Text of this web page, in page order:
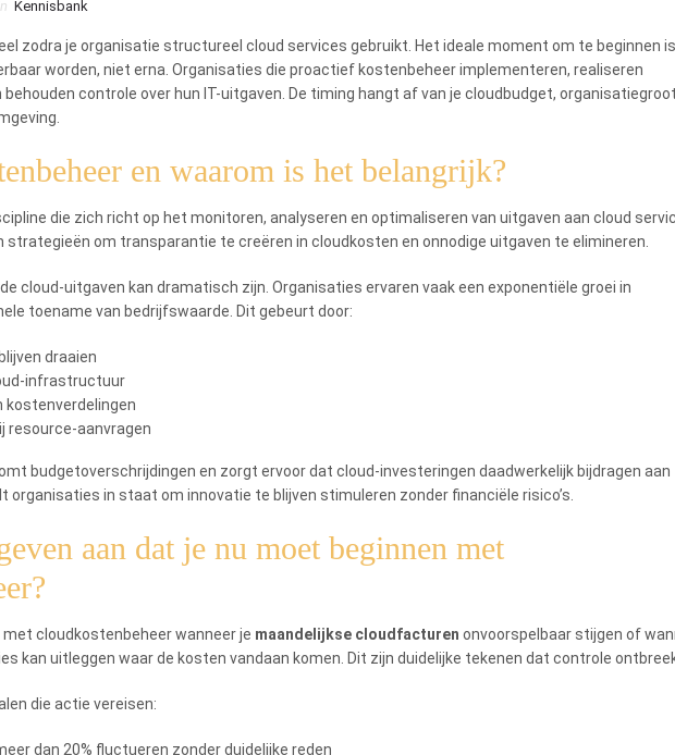
Kennisbank
zodra je organisatie structureel cloud services gebruikt. Het ideale moment om te beginnen is
worden, niet erna. Organisaties die proactief kostenbeheer implementeren, realiseren
controle over hun IT-uitgaven. De timing hangt af van je cloudbudget,
en waarom is het belangrijk?
die zich richt op het monitoren, analyseren en optimaliseren van uitgaven aan cloud
strategieën om transparantie te creëren in cloudkosten en onnodige uitgaven te elimineren.
cloud-uitgaven kan dramatisch zijn. Organisaties ervaren vaak een exponentiële groei in
toename van bedrijfswaarde. Dit gebeurt door:
draaien
infrastructuur
kostenverdelingen
resource-aanvragen
budgetoverschrijdingen en zorgt ervoor dat cloud-investeringen daadwerkelijk bijdragen aan
organisaties in staat om innovatie te blijven stimuleren zonder financiële risico’s.
aan dat je nu moet beginnen met
cloudkostenbeheer wanneer je maandelijkse cloudfacturen onvoorspelbaar stijgen of
kan uitleggen waar de kosten vandaan komen. Dit zijn duidelijke tekenen dat controle
die actie vereisen:
dan 20% fluctueren zonder duidelijke reden